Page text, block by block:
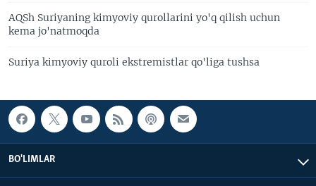
AQSh Suriyaning kimyoviy qurollarini yo'q qilish uchun
kema jo'natmoqda
Suriya kimyoviy quroli ekstremistlar qo'liga tushsa
BO'LIMLAR